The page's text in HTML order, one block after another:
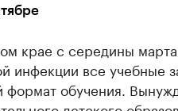
крае с середины
инфекции все учебные
формат обучения.